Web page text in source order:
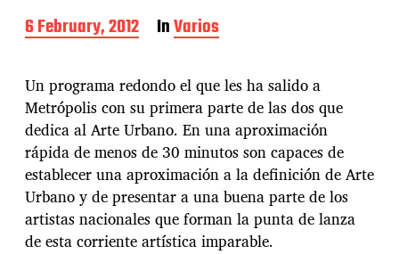
P
o
t
d
a
t
e
6 February, 2012 InVarios
Un programa redondo el que les ha salido a
Metrópolis con su primera parte de las dos que
dedica al Arte Urbano. En una aproximación
rápida de menos de 30 minutos son capaces de
establecer una aproximación a la definición de Arte
Urbano y de presentar a una buena parte de los
artistas nacionales que forman la punta de lanza
de esta corriente artística imparable.